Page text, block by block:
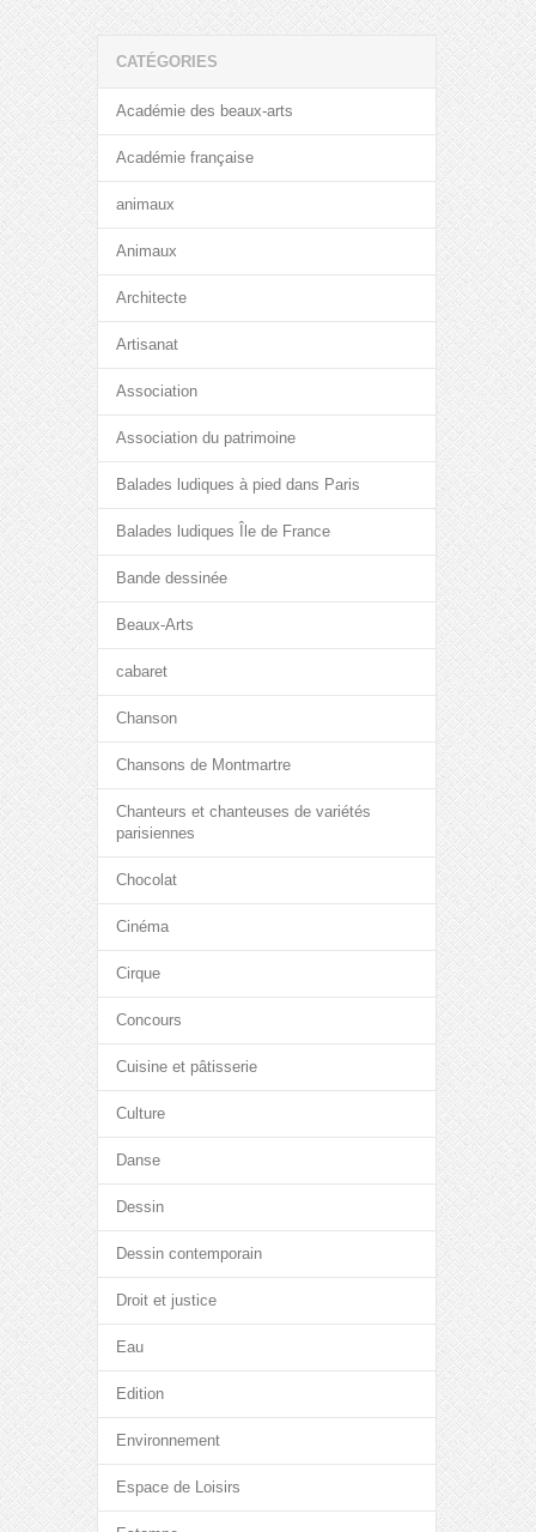
CATÉGORIES
Académie des beaux-arts
Académie française
animaux
Animaux
Architecte
Artisanat
Association
Association du patrimoine
Balades ludiques à pied dans Paris
Balades ludiques Île de France
Bande dessinée
Beaux-Arts
cabaret
Chanson
Chansons de Montmartre
Chanteurs et chanteuses de variétés
parisiennes
Chocolat
Cinéma
Cirque
Concours
Cuisine et pâtisserie
Culture
Danse
Dessin
Dessin contemporain
Droit et justice
Eau
Edition
Environnement
Espace de Loisirs